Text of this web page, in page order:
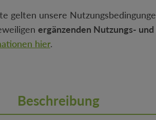
gelten unsere
ergänzenden Nutzungs-
hier.
Beschreibung